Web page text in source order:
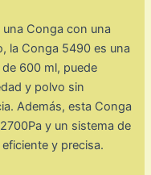
Conga con una
la Conga 5490 es una
600 ml, puede
y polvo sin
Además, esta Conga
y un sistema de
y precisa.